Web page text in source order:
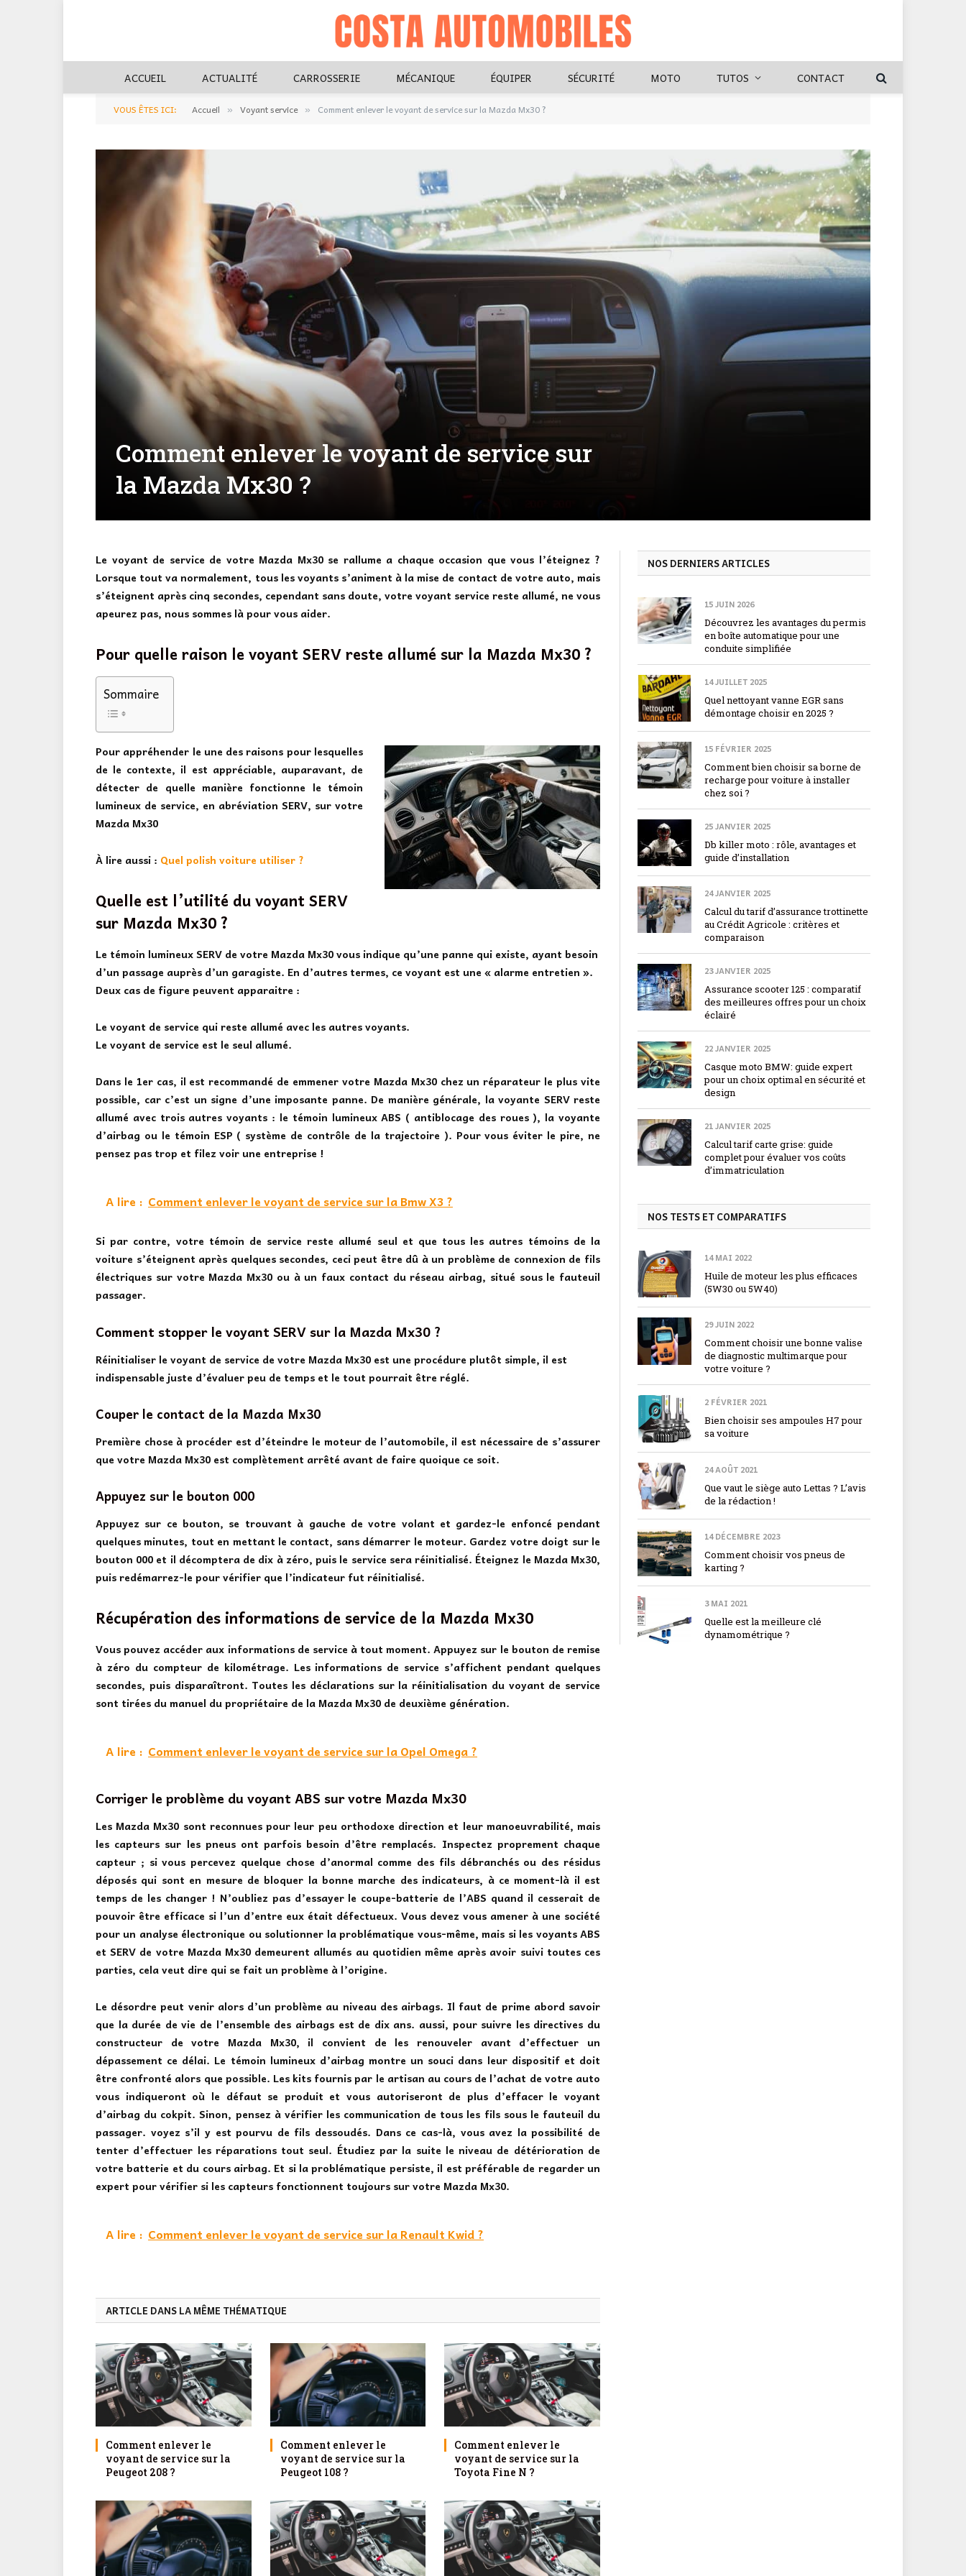
ACCUEIL ACTUALITÉ CARROSSERIE MÉCANIQUE ÉQUIPER SÉCURITÉ MOTO TUTOS CONTACT
VOUS ÊTES ICI: Accueil » Voyant service » Comment enlever le voyant de service sur la Mazda Mx30 ?
Comment enlever le voyant de service sur
la Mazda Mx30 ?
Le voyant de service de votre Mazda Mx30 se rallume a chaque occasion que vous l’éteignez ?
Lorsque tout va normalement, tous les voyants s’animent à la mise de contact de votre auto, mais
s’éteignent après cinq secondes, cependant sans doute, votre voyant service reste allumé, ne vous
apeurez pas, nous sommes là pour vous aider.
Pour quelle raison le voyant SERV reste allumé sur la Mazda Mx30 ?
Sommaire
Pour appréhender le une des raisons pour lesquelles
de le contexte, il est appréciable, auparavant, de
détecter de quelle manière fonctionne le témoin
lumineux de service, en abréviation SERV, sur votre
Mazda Mx30
À lire aussi : Quel polish voiture utiliser ?
Quelle est l’utilité du voyant SERV
sur Mazda Mx30 ?
Le témoin lumineux SERV de votre Mazda Mx30vous indique qu’une panne qui existe, ayant besoin
d’un passage auprès d’un garagiste. En d’autres termes, ce voyant est une « alarme entretien ».
Deux cas de figure peuvent apparaitre :
Le voyant de service qui reste allumé avec les autres voyants.
Le voyant de service est le seul allumé.
Dans le 1er cas, il est recommandé de emmener votre Mazda Mx30 chez un réparateur le plus vite
possible, car c’est un signe d’une imposante panne. De manière générale, la voyante SERV reste
allumé avec trois autres voyants : le témoin lumineux ABS ( antiblocage des roues ), la voyante
d’airbag ou le témoin ESP ( système de contrôle de la trajectoire ). Pour vous éviter le pire, ne
pensez pas trop et filez voir une entreprise !
A lire : Comment enlever le voyant de service sur la Bmw X3 ?
Si par contre, votre témoin de service reste allumé seul et que tous les autres témoins de la
voiture s’éteignent après quelques secondes, ceci peut être dû à un problème de connexion de fils
électriques sur votre Mazda Mx30 ou à un faux contact du réseau airbag, situé sous le fauteuil
passager.
Comment stopper le voyant SERV sur la Mazda Mx30 ?
Réinitialiser le voyant de service de votre Mazda Mx30 est une procédure plutôt simple, il est
indispensable juste d’évaluer peu de temps et le tout pourrait être réglé.
Couper le contact de la Mazda Mx30
Première chose à procéder est d’éteindre le moteur de l’automobile, il est nécessaire de s’assurer
que votre Mazda Mx30 est complètement arrêté avant de faire quoique ce soit.
Appuyez sur le bouton 000
Appuyez sur ce bouton, se trouvant à gauche de votre volant et gardez-le enfoncé pendant
quelques minutes, tout en mettant le contact, sans démarrer le moteur. Gardez votre doigt sur le
bouton 000 et il décomptera de dix à zéro, puis le service sera réinitialisé. Éteignez le Mazda Mx30,
puis redémarrez-le pour vérifier que l’indicateur fut réinitialisé.
Récupération des informations de service de la Mazda Mx30
Vous pouvez accéder aux informations de service à tout moment. Appuyez sur le bouton de remise
à zéro du compteur de kilométrage. Les informations de service s’affichent pendant quelques
secondes, puis disparaîtront. Toutes les déclarations sur la réinitialisation du voyant de service
sont tirées du manuel du propriétaire de la Mazda Mx30 de deuxième génération.
A lire : Comment enlever le voyant de service sur la Opel Omega ?
Corriger le problème du voyant ABS sur votre Mazda Mx30
Les Mazda Mx30 sont reconnues pour leur peu orthodoxe direction et leur manoeuvrabilité, mais
les capteurs sur les pneus ont parfois besoin d’être remplacés. Inspectez proprement chaque
capteur ; si vous percevez quelque chose d’anormal comme des fils débranchés ou des résidus
déposés qui sont en mesure de bloquer la bonne marche des indicateurs, à ce moment-là il est
temps de les changer ! N’oubliez pas d’essayer le coupe-batterie de l’ABS quand il cesserait de
pouvoir être efficace si l’un d’entre eux était défectueux. Vous devez vous amener à une société
pour un analyse électronique ou solutionner la problématique vous-même, mais si les voyants ABS
et SERV de votre Mazda Mx30 demeurent allumés au quotidien même après avoir suivi toutes ces
parties, cela veut dire qui se fait un problème à l’origine.
Le désordre peut venir alors d’un problème au niveau des airbags. Il faut de prime abord savoir
que la durée de vie de l’ensemble des airbags est de dix ans. aussi, pour suivre les directives du
constructeur de votre Mazda Mx30, il convient de les renouveler avant d’effectuer un
dépassement ce délai. Le témoin lumineux d’airbag montre un souci dans leur dispositif et doit
être confronté alors que possible. Les kits fournis par le artisan au cours de l’achat de votre auto
vous indiqueront où le défaut se produit et vous autoriseront de plus d’effacer le voyant
d’airbag du cokpit. Sinon, pensez à vérifier les communication de tous les fils sous le fauteuil du
passager. voyez s’il y est pourvu de fils dessoudés. Dans ce cas-là, vous avez la possibilité de
tenter d’effectuer les réparations tout seul. Étudiez par la suite le niveau de détérioration de
votre batterie et du cours airbag. Et si la problématique persiste, il est préférable de regarder un
expert pour vérifier si les capteurs fonctionnent toujours sur votre Mazda Mx30.
A lire : Comment enlever le voyant de service sur la Renault Kwid ?
ARTICLE DANS LA MÊME THÉMATIQUE
Comment enlever le
voyant de service sur la
Peugeot 208 ?
Comment enlever le
voyant de service sur la
Peugeot 108 ?
Comment enlever le
voyant de service sur la
Toyota Fine N ?
NOS DERNIERS ARTICLES
15 JUIN 2026
Découvrez les avantages du permis
en boîte automatique pour une
conduite simplifiée
14 JUILLET 2025
Quel nettoyant vanne EGR sans
démontage choisir en 2025 ?
15 FÉVRIER 2025
Comment bien choisir sa borne de
recharge pour voiture à installer
chez soi ?
25 JANVIER 2025
Db killer moto : rôle, avantages et
guide d’installation
24 JANVIER 2025
Calcul du tarif d’assurance trottinette
au Crédit Agricole : critères et
comparaison
23 JANVIER 2025
Assurance scooter 125 : comparatif
des meilleures offres pour un choix
éclairé
22 JANVIER 2025
Casque moto BMW: guide expert
pour un choix optimal en sécurité et
design
21 JANVIER 2025
Calcul tarif carte grise: guide
complet pour évaluer vos coûts
d’immatriculation
NOS TESTS ET COMPARATIFS
14 MAI 2022
Huile de moteur les plus efficaces
(5W30 ou 5W40)
29 JUIN 2022
Comment choisir une bonne valise
de diagnostic multimarque pour
votre voiture ?
2 FÉVRIER 2021
Bien choisir ses ampoules H7 pour
sa voiture
24 AOÛT 2021
Que vaut le siège auto Lettas ? L’avis
de la rédaction !
14 DÉCEMBRE 2023
Comment choisir vos pneus de
karting ?
3 MAI 2021
Quelle est la meilleure clé
dynamométrique ?